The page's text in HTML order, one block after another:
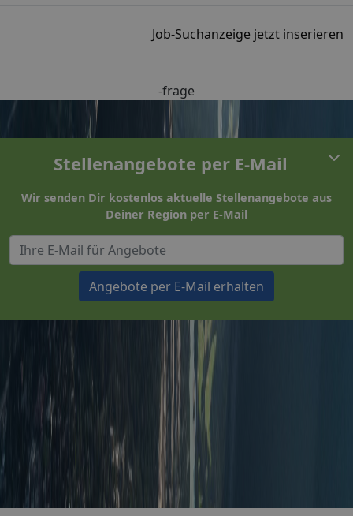
Job-Suchanzeige jetzt inserieren
-frage
Stellenangebote per E-Mail
Wir senden Dir kostenlos aktuelle Stellenangebote aus
Deiner Region per E-Mail
Angebote per E-Mail erhalten